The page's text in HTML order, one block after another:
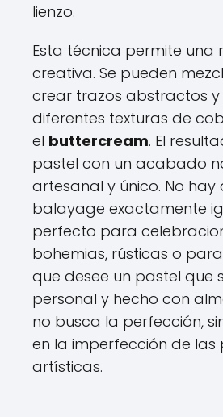
lienzo.
Esta técnica permite una
creativa. Se pueden
crear trazos abstractos
diferentes texturas de
el buttercream. El
pastel con un acabado
artesanal y único. No hay
balayage exactamente
perfecto para
bohemias, rústicas o
que desee un pastel que
personal y hecho con
no busca la perfección,
en la imperfección de las
artísticas.